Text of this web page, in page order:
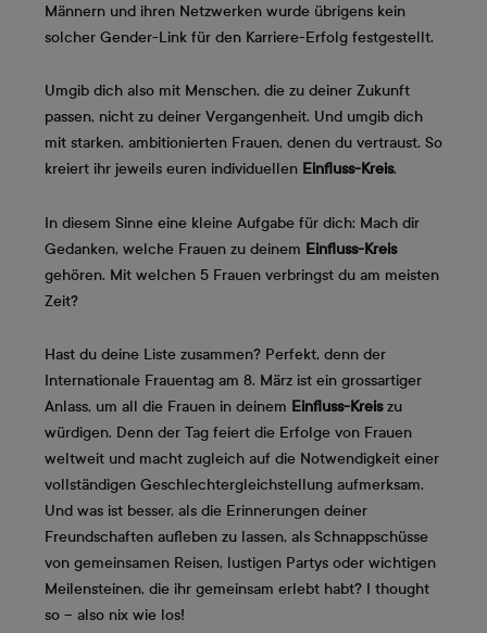
Männern und ihren Netzwerken wurde übrigens kein
solcher Gender-Link für den Karriere-Erfolg festgestellt.
Umgib dich also mit Menschen, die zu deiner Zukunft
passen, nicht zu deiner Vergangenheit. Und umgib dich
mit starken, ambitionierten Frauen, denen du vertraust. So
kreiert ihr jeweils euren individuellen Einfluss-Kreis.
In diesem Sinne eine kleine Aufgabe für dich: Mach dir
Gedanken, welche Frauen zu deinem Einfluss-Kreis
gehören. Mit welchen 5 Frauen verbringst du am meisten
Zeit?
Hast du deine Liste zusammen? Perfekt, denn der
Internationale Frauentag am 8. März ist ein grossartiger
Anlass, um all die Frauen in deinem Einfluss-Kreiszu
würdigen. Denn der Tag feiert die Erfolge von Frauen
weltweit und macht zugleich auf die Notwendigkeit einer
vollständigen Geschlechtergleichstellung aufmerksam.
Und was ist besser, als die Erinnerungen deiner
Freundschaften aufleben zu lassen, als Schnappschüsse
von gemeinsamen Reisen, lustigen Partys oder wichtigen
Meilensteinen, die ihr gemeinsam erlebt habt? I thought
so – also nix wie los!